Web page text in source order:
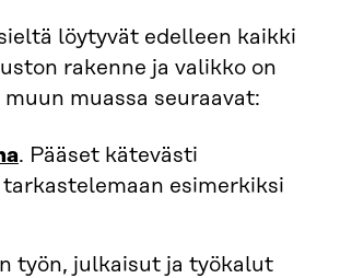
löytyvät edelleen kaikki
rakenne ja valikko on
muassa seuraavat:
. Pääset kätevästi
esimerkiksi
työn, julkaisut ja työkalut